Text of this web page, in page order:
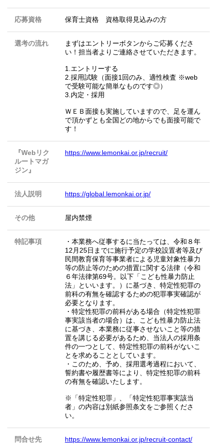
応募資格 保育士資格 資格取得見込みの方
選考の流れ
まずはエントリーボタンからご応募くださ
い！担当者よりご連絡させていただきます。
1.エントリーする
2.採用試験（面接1回のみ、適性検査 ※web
で受験可能な簡単なものです◎）
3.内定・採用
ＷＥＢ面接も実施していますので、足を運ん
で頂かずとも全国どの地からでも面接可能で
す！
『Webリク
ルートマガ
ジン』
https://www.lemonkai.or.jp/recruit/
法人説明 https://global.lemonkai.or.jp/
その他 屋内禁煙
特記事項
・本業務へ従事するに当たっては、令和８年
12月25日までに施行予定の学校設置者等及び
民間教育保育等事業者による児童対象性暴力
等の防止等のための措置に関する法律（令和
６年法律第69号。以下「こども性暴力防止
法」といいます。）に基づき、特定性犯罪の
前科の有無を確認するための犯罪事実確認が
必要となります。
・特定性犯罪の前科がある場合（特定性犯罪
事実該当者の場合）は、こども性暴力防止法
に基づき、本業務に従事させないこと等の措
置を講じる必要があるため、当法人の採用条
件の一つとして、特定性犯罪の前科がないこ
とを求めることとしています。
・このため、予め、採用選考過程において、
誓約書や履歴書等により、特定性犯罪の前科
の有無を確認いたします。
※「特定性犯罪」、「特定性犯罪事実該当
者」の内容は別紙参照条文をご参照くださ
い。
問合せ先 https://www.lemonkai.or.jp/recruit-contact/